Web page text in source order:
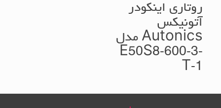
روتاری اینکودر
آتونیکس
Autonics مدل
E50S8-600-3-
T-1